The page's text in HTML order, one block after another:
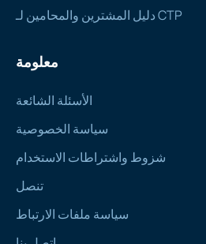
دليل المشترين والمحامين لـ CTP
معلومة
الأسئلة الشائعة
سياسة الخصوصية
شزوط واشتراطات الاستخدام
تنصل
سياسة ملفات الارتباط